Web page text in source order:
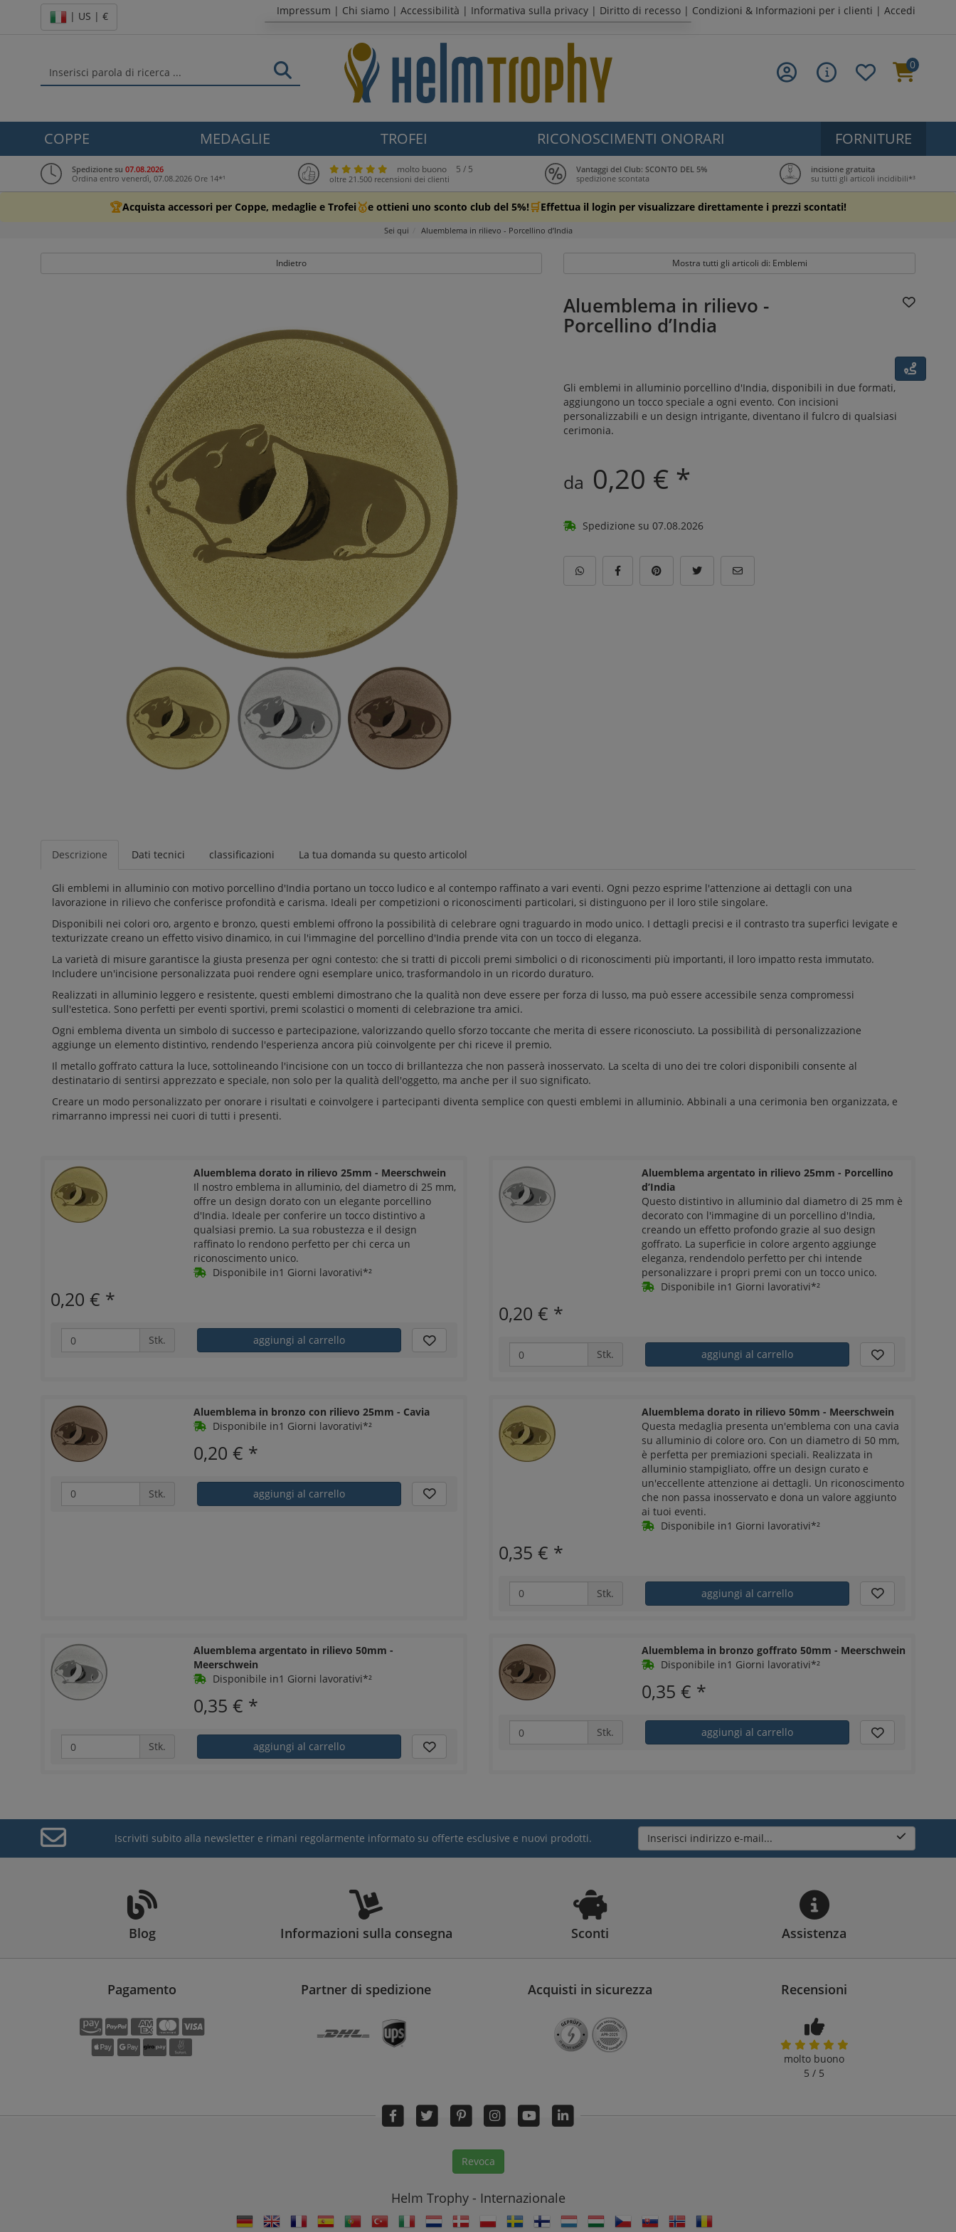
| US | € Impressum | Chi siamo | Accessibilità | Informativa sulla privacy | Diritto di recesso | Condizioni & Informazioni per i clienti | Accedi
0
COPPE MEDAGLIE TROFEI RICONOSCIMENTI ONORARI FORNITURE
Spedizione su 07.08.2026
Ordina entro venerdì, 07.08.2026 Ore 14*¹
molto buono 5 / 5
oltre 21.500 recensioni dei clienti
Vantaggi del Club: SCONTO DEL 5%
spedizione scontata
incisione gratuita
su tutti gli articoli incidibili*³
🏆Acquista accessori per Coppe, medaglie e Trofei 🥇e ottieni uno sconto club del 5%! 🛒Effettua il login per visualizzare direttamente i prezzi scontati!
Sei qui Aluemblema in rilievo - Porcellino d’India
Indietro Mostra tutti gli articoli di: Emblemi
Aluemblema in rilievo -
Porcellino d’India
Gli emblemi in alluminio porcellino d'India, disponibili in due formati,
aggiungono un tocco speciale a ogni evento. Con incisioni
personalizzabili e un design intrigante, diventano il fulcro di qualsiasi
cerimonia.
da 0,20 € *
Spedizione su 07.08.2026
Descrizione Dati tecnici classificazioni La tua domanda su questo articolol
Gli emblemi in alluminio con motivo porcellino d'India portano un tocco ludico e al contempo raffinato a vari eventi. Ogni pezzo esprime l'attenzione ai dettagli con una
lavorazione in rilievo che conferisce profondità e carisma. Ideali per competizioni o riconoscimenti particolari, si distinguono per il loro stile singolare.
Disponibili nei colori oro, argento e bronzo, questi emblemi offrono la possibilità di celebrare ogni traguardo in modo unico. I dettagli precisi e il contrasto tra superfici levigate e
texturizzate creano un effetto visivo dinamico, in cui l'immagine del porcellino d'India prende vita con un tocco di eleganza.
La varietà di misure garantisce la giusta presenza per ogni contesto: che si tratti di piccoli premi simbolici o di riconoscimenti più importanti, il loro impatto resta immutato.
Includere un'incisione personalizzata puoi rendere ogni esemplare unico, trasformandolo in un ricordo duraturo.
Realizzati in alluminio leggero e resistente, questi emblemi dimostrano che la qualità non deve essere per forza di lusso, ma può essere accessibile senza compromessi
sull'estetica. Sono perfetti per eventi sportivi, premi scolastici o momenti di celebrazione tra amici.
Ogni emblema diventa un simbolo di successo e partecipazione, valorizzando quello sforzo toccante che merita di essere riconosciuto. La possibilità di personalizzazione
aggiunge un elemento distintivo, rendendo l'esperienza ancora più coinvolgente per chi riceve il premio.
Il metallo goffrato cattura la luce, sottolineando l'incisione con un tocco di brillantezza che non passerà inosservato. La scelta di uno dei tre colori disponibili consente al
destinatario di sentirsi apprezzato e speciale, non solo per la qualità dell'oggetto, ma anche per il suo significato.
Creare un modo personalizzato per onorare i risultati e coinvolgere i partecipanti diventa semplice con questi emblemi in alluminio. Abbinali a una cerimonia ben organizzata, e
rimarranno impressi nei cuori di tutti i presenti.
Aluemblema dorato in rilievo 25mm - Meerschwein
Il nostro emblema in alluminio, del diametro di 25 mm,
offre un design dorato con un elegante porcellino
d'India. Ideale per conferire un tocco distintivo a
qualsiasi premio. La sua robustezza e il design
raffinato lo rendono perfetto per chi cerca un
riconoscimento unico.
Disponibile in1 Giorni lavorativi*²
0,20 € *
Stk. aggiungi al carrello
Aluemblema argentato in rilievo 25mm - Porcellino
d’India
Questo distintivo in alluminio dal diametro di 25 mm è
decorato con l'immagine di un porcellino d'India,
creando un effetto profondo grazie al suo design
goffrato. La superficie in colore argento aggiunge
eleganza, rendendolo perfetto per chi intende
personalizzare i propri premi con un tocco unico.
Disponibile in1 Giorni lavorativi*²
0,20 € *
Stk. aggiungi al carrello
Aluemblema in bronzo con rilievo 25mm - Cavia
Disponibile in1 Giorni lavorativi*²
0,20 € *
Stk. aggiungi al carrello
Aluemblema dorato in rilievo 50mm - Meerschwein
Questa medaglia presenta un'emblema con una cavia
su alluminio di colore oro. Con un diametro di 50 mm,
è perfetta per premiazioni speciali. Realizzata in
alluminio stampigliato, offre un design curato e
un'eccellente attenzione ai dettagli. Un riconoscimento
che non passa inosservato e dona un valore aggiunto
ai tuoi eventi.
Disponibile in1 Giorni lavorativi*²
0,35 € *
Stk. aggiungi al carrello
Aluemblema argentato in rilievo 50mm -
Meerschwein
Disponibile in1 Giorni lavorativi*²
0,35 € *
Stk. aggiungi al carrello
Aluemblema in bronzo goffrato 50mm - Meerschwein
Disponibile in1 Giorni lavorativi*²
0,35 € *
Stk. aggiungi al carrello
Iscriviti subito alla newsletter e rimani regolarmente informato su offerte esclusive e nuovi prodotti. Inserisci indirizzo e-mail...
Blog Informazioni sulla consegna Sconti Assistenza
Pagamento Partner di spedizione Acquisti in sicurezza Recensioni
molto buono
5 / 5
Revoca
Helm Trophy - Internazionale